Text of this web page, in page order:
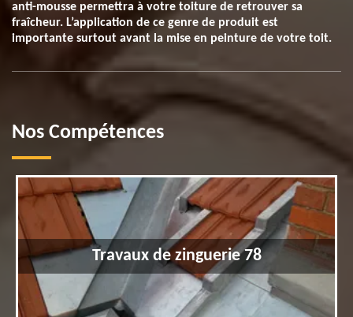
anti-mousse permettra à votre toiture de retrouver sa
fraîcheur. L’application de ce genre de produit est
importante surtout avant la mise en peinture de votre toit.
Nos Compétences
Travaux de zinguerie 78